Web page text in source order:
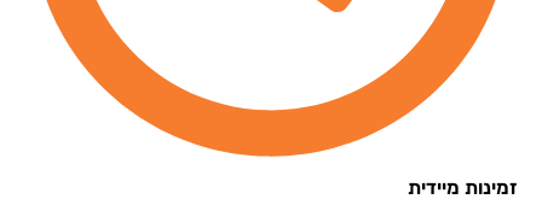
מיידית